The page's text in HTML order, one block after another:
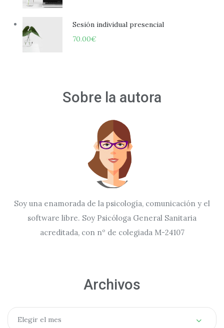
Sesión individual presencial
70.00€
Sobre la autora
Soy una enamorada de la psicología, comunicación y el
software libre. Soy Psicóloga General Sanitaria
acreditada, con nº de colegiada M-24107
Archivos
Archivos
Elegir el mes